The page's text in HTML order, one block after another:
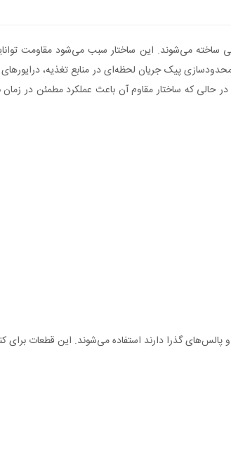
می‌شوند. این ساختار سبب می‌شود مقاومت
اکسید 250 اهم 1 وات برای کاربردهایی مانند محدودسازی پیک جریان
پالس‌های گذرا دارند استفاده می‌شوند. این قطعات